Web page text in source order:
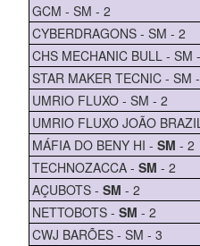
GCM - SM - 2
CYBERDRAGONS - SM - 2
CHS MECHANIC BULL - SM
STAR MAKER TECNIC - SM
UMRIO FLUXO - SM - 2
UMRIO FLUXO JOÃO
MÁFIA DO BENY HI - SM - 2
TECHNOZACCA - SM - 2
AÇUBOTS - SM - 2
NETTOBOTS - SM - 2
CWJ BARÕES - SM - 3